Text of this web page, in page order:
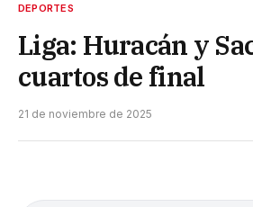
DEPORTES
Liga: Huracán y
cuartos de final
21 de noviembre de 2025